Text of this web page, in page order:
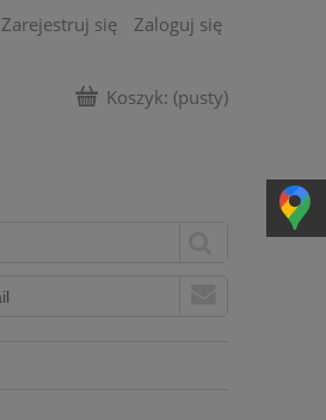
Zarejestruj się Zaloguj się
Koszyk: (pusty)